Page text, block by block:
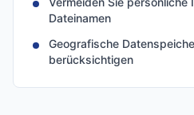
Dateinamen
Geografische
berücksichtigen